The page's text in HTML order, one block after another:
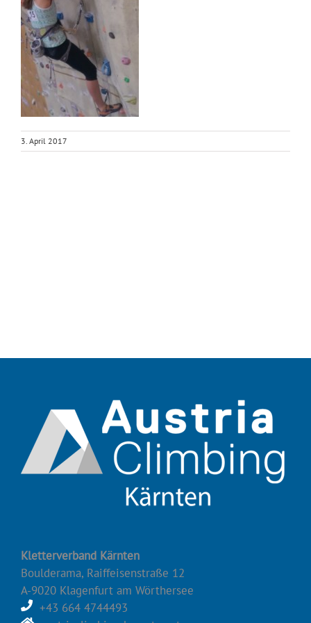
3. April 2017
Kletterverband Kärnten
Boulderama, Raiffeisenstraße 12
A-9020 Klagenfurt am Wörthersee
+43 664 4744493